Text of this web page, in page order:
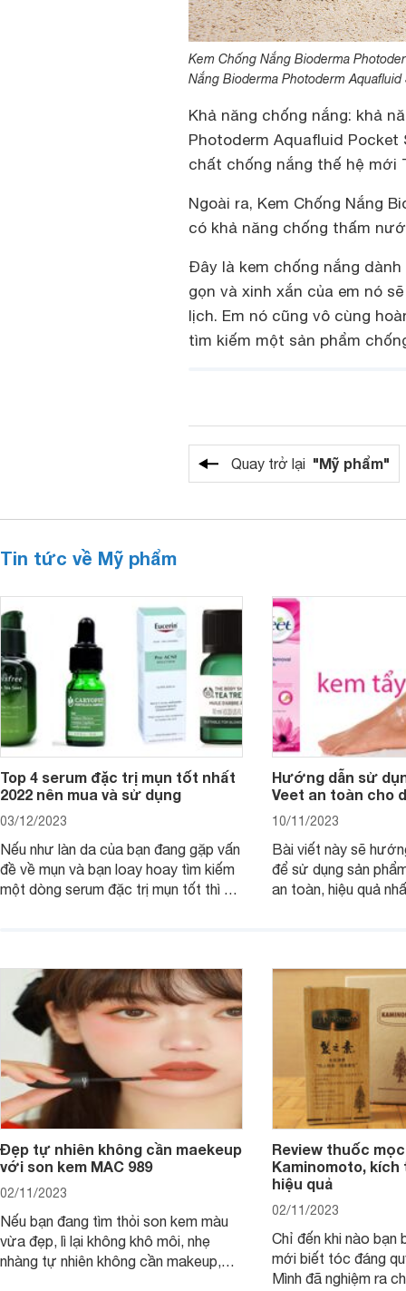
Kem Chống Nắng Bioderma
Nắng Bioderma Photoderm
Khả năng chống nắng: khả
Photoderm Aquafluid Pocket
chất chống nắng thế hệ mới
Ngoài ra, Kem Chống Nắng
có khả năng chống thấm
Đây là kem chống nắng
gọn và xinh xắn của em nó
lịch. Em nó cũng vô cùng
tìm kiếm một sản phẩm
Quay trở lại "Mỹ phẩm"
Tin tức về Mỹ phẩm
Top 4 serum đặc trị mụn tốt nhất
2022 nên mua và sử dụng
03/12/2023
Nếu như làn da của bạn đang gặp vấn
đề về mụn và bạn loay hoay tìm kiếm
một dòng serum đặc trị mụn tốt thì bài
Hướng dẫn sử
Veet an toàn cho
10/11/2023
Bài viết này sẽ
để sử dụng sản
an toàn, hiệu quả
Đẹp tự nhiên không cần maekeup
với son kem MAC 989
02/11/2023
Nếu bạn đang tìm thỏi son kem màu
vừa đẹp, lì lại không khô môi, nhẹ
nhàng tự nhiên không cần makeup,
Review thuốc
Kaminomoto,
hiệu quả
02/11/2023
Chỉ đến khi nào bạn
mới biết tóc đáng
Mình đã nghiệm ra